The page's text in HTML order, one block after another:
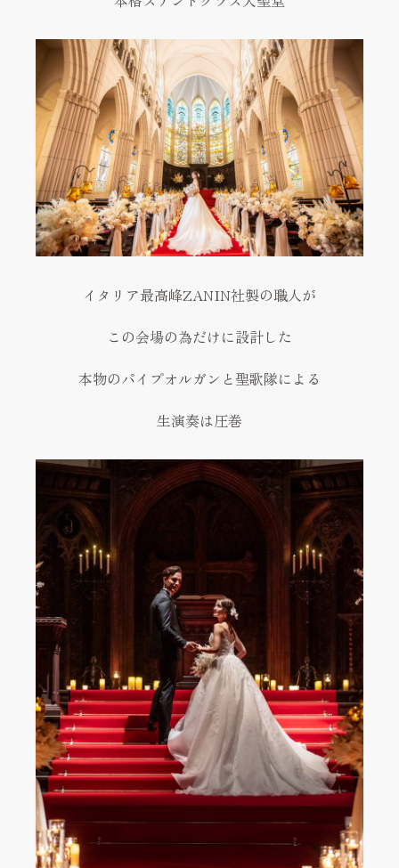
イタリア最高峰ZANIN社製の職人が
この会場の為だけに設計した
本物のパイプオルガンと聖歌隊による
生演奏は圧巻